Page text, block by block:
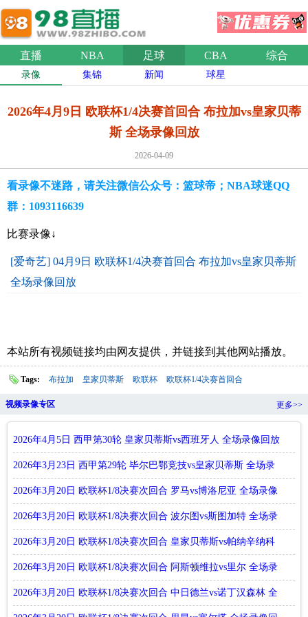
直播 NBA 足球 CBA 综合
录像 集锦 新闻 球星
2026年4月9日 欧联杯1/4决赛首回合 布拉加vs皇家贝蒂
斯 全场录像回放
2026-04-09
看录像不迷路，请关注微信公众号：篮球帝；NBA球迷QQ
群：1093116639
比赛录像↓
[爱奇艺] 04月9日 欧联杯1/4决赛首回合 布拉加vs皇家贝蒂斯
全场录像回放
本站所有视频链接均由网友提供，并链接到其他网站播放。
Tags: 布拉加 皇家贝蒂斯 欧联杯 欧联杯1/4决赛首回合
视频录像专区 更多>>
2026年4月5日 西甲第30轮 皇家贝蒂斯vs西班牙人 全场录像回放
2026年3月23日 西甲第29轮 毕尔巴鄂竞技vs皇家贝蒂斯 全场录
像回放
2026年3月20日 欧联杯1/8决赛次回合 罗马vs博洛尼亚 全场录像
回放
2026年3月20日 欧联杯1/8决赛次回合 波尔图vs斯图加特 全场录
像回放
2026年3月20日 欧联杯1/8决赛次回合 皇家贝蒂斯vs帕纳辛纳科
斯 全场录像回放
2026年3月20日 欧联杯1/8决赛次回合 阿斯顿维拉vs里尔 全场录
像回放
2026年3月20日 欧联杯1/8决赛次回合 中日德兰vs诺丁汉森林 全